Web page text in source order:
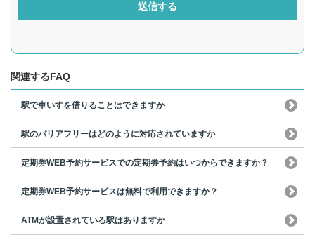
送信する
関連するFAQ
駅で車いすを借りることはできますか
駅のバリアフリーはどのように対応されていますか
定期券WEB予約サービスでの定期券予約はいつからできますか？
定期券WEB予約サービスは無料で利用できますか？
ATMが設置されている駅はありますか